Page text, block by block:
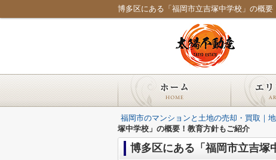
博多区にある「福岡市立吉塚中学校」の概
福岡市のマンションと土地の売却・買取｜
塚中学校」の概要！教育方針もご紹介
博多区にある「福岡市立吉塚